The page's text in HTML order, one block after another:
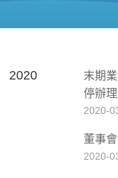
2020
末期
停辦
2020-
董事
2020-